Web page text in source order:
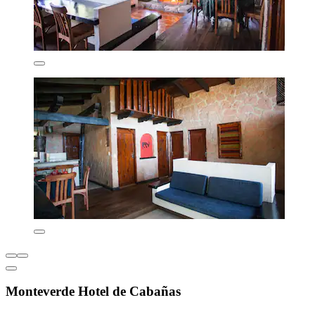
Monteverde Hotel de Cabañas